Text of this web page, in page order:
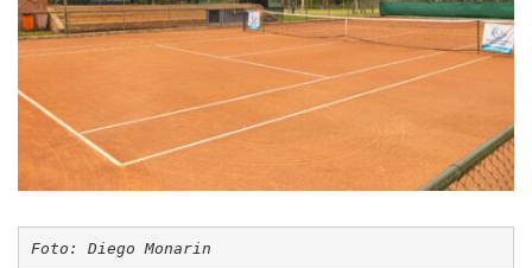
Foto: Diego Monarin